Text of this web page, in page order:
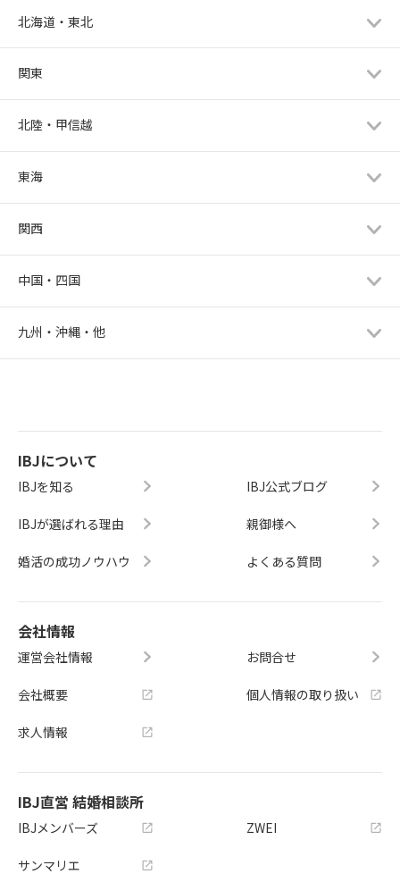
北海道・東北
関東
北陸・甲信越
東海
関西
中国・四国
九州・沖縄・他
IBJについて
IBJを知る
IBJが選ばれる理由
婚活の成功ノウハウ
IBJ公式ブログ
親御様へ
よくある質問
会社情報
運営会社情報
会社概要
求人情報
お問合せ
個人情報の取り扱い
IBJ直営 結婚相談所
IBJメンバーズ
サンマリエ
ZWEI